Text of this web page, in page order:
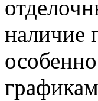
наличие